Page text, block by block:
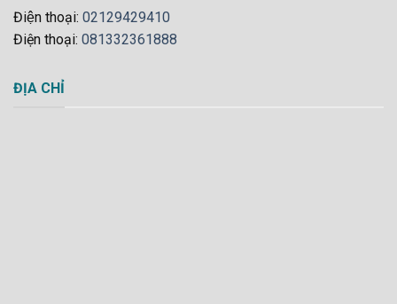
Điện thoại: 02129429410
Điện thoại: 081332361888
ĐỊA CHỈ